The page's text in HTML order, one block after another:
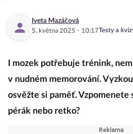
Iveta Mazáčová
5. května 2025 · 10:17Testy a
I mozek potřebuje trénink,
v nudném memorování.
osvěžte si paměť. Vzpomenete
pérák nebo retko?